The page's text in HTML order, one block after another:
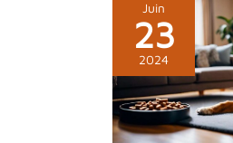
Juin
23
2024